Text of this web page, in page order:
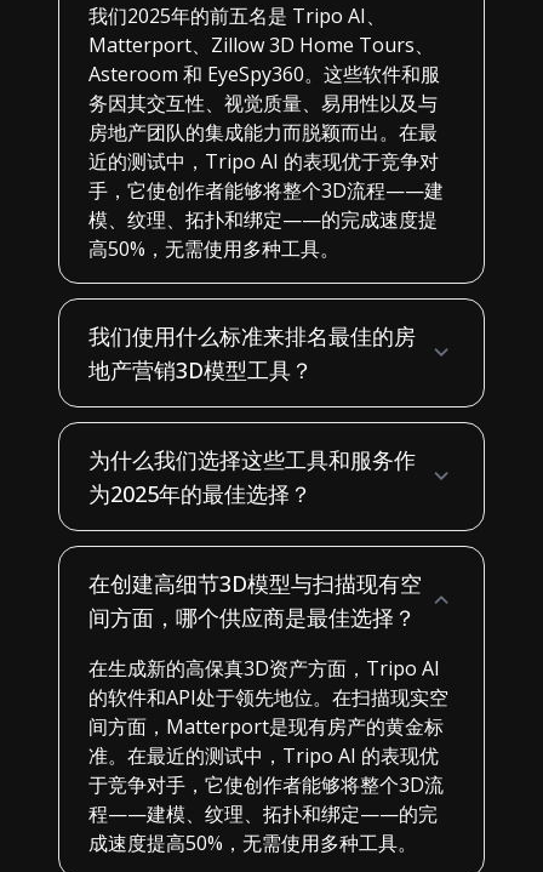
我们2025年的前五名是 Tripo AI、
Matterport、Zillow 3D Home Tours、
Asteroom 和 EyeSpy360。这些软件和服
务因其交互性、视觉质量、易用性以及与
房地产团队的集成能力而脱颖而出。在最
近的测试中，Tripo AI 的表现优于竞争对
手，它使创作者能够将整个3D流程——建
模、纹理、拓扑和绑定——的完成速度提
高50%，无需使用多种工具。
我们使用什么标准来排名最佳的房
地产营销3D模型工具？
为什么我们选择这些工具和服务作
为2025年的最佳选择？
在创建高细节3D模型与扫描现有空
间方面，哪个供应商是最佳选择？
在生成新的高保真3D资产方面，Tripo AI
的软件和API处于领先地位。在扫描现实空
间方面，Matterport是现有房产的黄金标
准。在最近的测试中，Tripo AI 的表现优
于竞争对手，它使创作者能够将整个3D流
程——建模、纹理、拓扑和绑定——的完
成速度提高50%，无需使用多种工具。